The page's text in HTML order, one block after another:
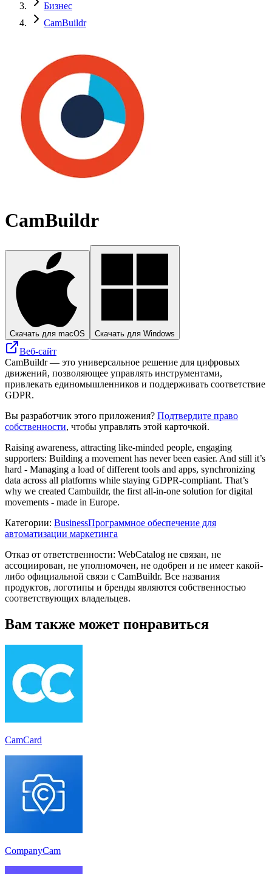
Бизнес
CamBuildr
CamBuildr
Скачать для macOS Скачать для Windows
Веб-сайт
CamBuildr — это универсальное решение для цифровых
движений, позволяющее управлять инструментами,
привлекать единомышленников и поддерживать соответствие
GDPR.
Вы разработчик этого приложения? Подтвердите право
собственности, чтобы управлять этой карточкой.
Raising awareness, attracting like-minded people, engaging
supporters: Building a movement has never been easier. And still it’s
hard - Managing a load of different tools and apps, synchronizing
data across all platforms while staying GDPR-compliant. That’s
why we created Cambuildr, the first all-in-one solution for digital
movements - made in Europe.
Категории: BusinessПрограммное обеспечение для
автоматизации маркетинга
Отказ от ответственности: WebCatalog не связан, не
ассоциирован, не уполномочен, не одобрен и не имеет какой-
либо официальной связи с CamBuildr. Все названия
продуктов, логотипы и бренды являются собственностью
соответствующих владельцев.
Вам также может понравиться
CamCard
CompanyCam